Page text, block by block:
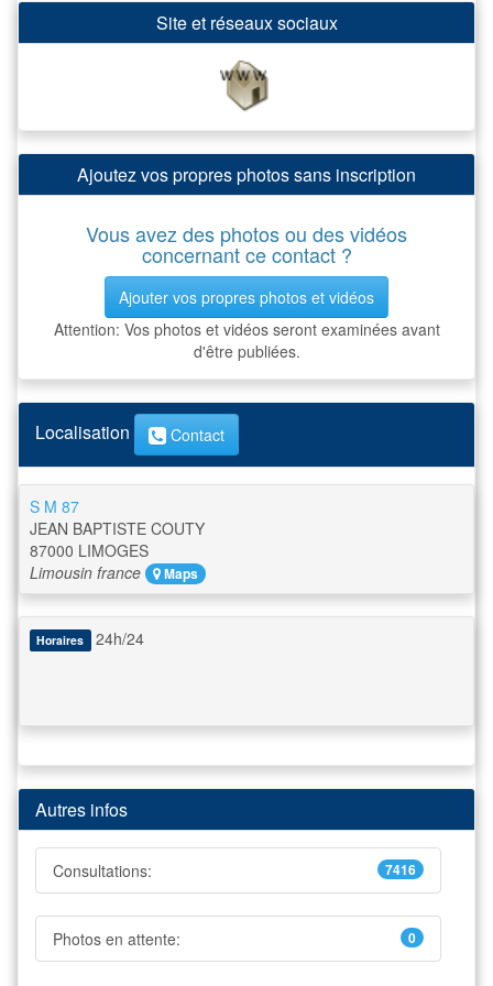
Site et réseaux sociaux
Ajoutez vos propres photos sans inscription
Vous avez des photos ou des vidéos
concernant ce contact ?
Ajouter vos propres photos et vidéos
Attention: Vos photos et vidéos seront examinées avant
d'être publiées.
Localisation Contact
S M 87
JEAN BAPTISTE COUTY
87000 LIMOGES
Limousin france Maps
Horaires 24h/24
Autres infos
Consultations: 7416
Photos en attente: 0